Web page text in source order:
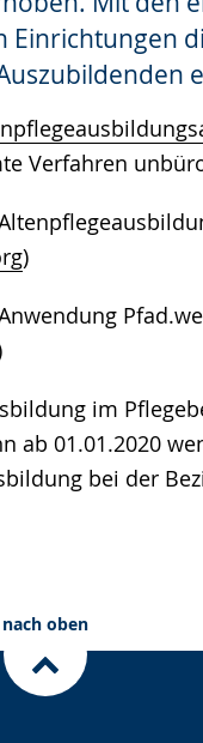
Einrichtungen
Verfahren
)
im
ab 01.01.2020
bei der
nach oben